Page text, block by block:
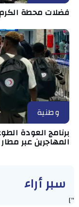
فضلات محطة
وطنية
برنامج العودة
المهاجرين عبر
سبر أراء
"]